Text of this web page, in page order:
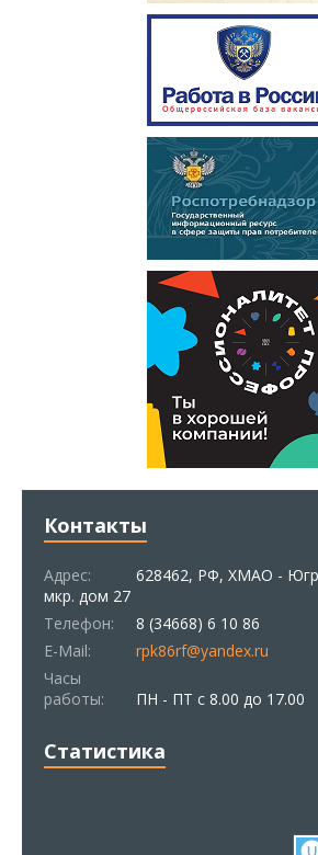
Контакты
Адрес:
628462, РФ, ХМАО -
мкр. дом 27
Телефон:
8 (34668) 6 10 86
E-Mail:
rpk86rf@yandex.ru
Часы
работы:
ПН - ПТ с 8.00 до 17.00
Статистика